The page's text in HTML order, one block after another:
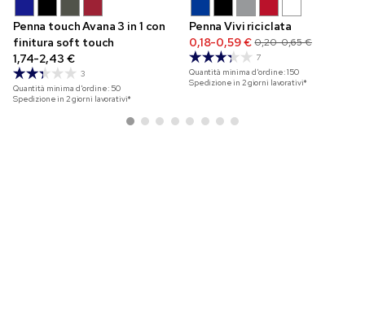
Penna touch Avana 3 in 1 con
finitura soft touch
1,74-2,43 €
3
Quantità minima d'ordine: 50
Spedizione in 2 giorni lavorativi*
Penna Vivi riciclata
0,18-0,59 € 0,20-0,65 €
7
Quantità minima d'ordine:150
Spedizione in 2 giorni lavorativi*